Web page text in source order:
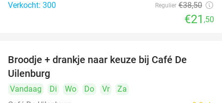
Verkocht: 300 Regulier €38,50
€21 ,50
Broodje + drankje naar keuze bij Café De
Uilenburg
Vandaag Di Wo Do Vr
Za